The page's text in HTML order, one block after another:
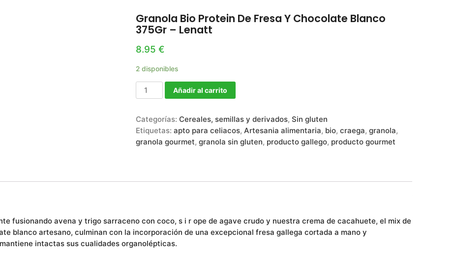
Granola Bio Protein De Fresa Y Chocolate Blanco
375Gr – Lenatt
8.95€
2 disponibles
Añadir al carrito
Categorías:Cereales, semillas y derivados,Sin gluten
Etiquetas:apto para celiacos,Artesania alimentaria, bio,craega,granola,
granola gourmet,granola sin gluten, producto gallego, producto gourmet
fusionando avena y trigo sarraceno con coco, s i r ope de agave crudo y nuestra crema de cacahuete, el mix de
blanco artesano, culminan con la incorporación de una excepcional fresa gallega cortada a mano y
intactas sus cualidades organolépticas.